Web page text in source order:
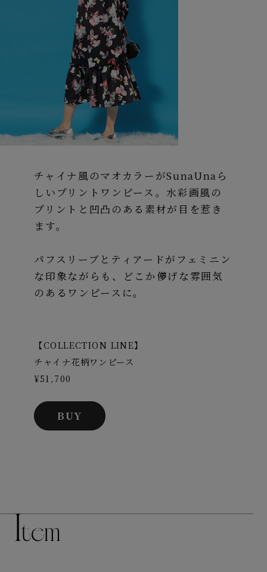
チャイナ風のマオカラーがSunaUnaら
しいプリントワンピース。水彩画風の
プリントと凹凸のある素材が目を惹き
ます。
パフスリーブとティアードがフェミニン
な印象ながらも、どこか儚げな雰囲気
のあるワンピースに。
【COLLECTION LINE】
チャイナ花柄ワンピース
¥51,700
BUY
Item